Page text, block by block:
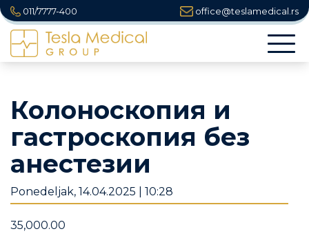
011/7777-400 office@teslamedical.rs
Колоноскопия и
гастроскопия без
анестезии
Ponedeljak, 14.04.2025 | 10:28
35,000.00